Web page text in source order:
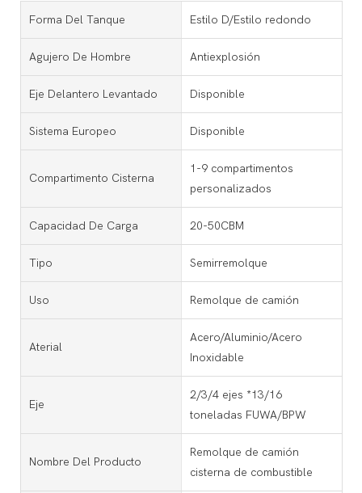
Forma Del Tanque Estilo D/Estilo redondo
Agujero De Hombre Antiexplosión
Eje Delantero Levantado Disponible
Sistema Europeo Disponible
Compartimento Cisterna
1-9 compartimentos
personalizados
Capacidad De Carga 20-50CBM
Tipo Semirremolque
Uso Remolque de camión
Aterial
Acero/Aluminio/Acero
Inoxidable
Eje
2/3/4 ejes *13/16
toneladas FUWA/BPW
Nombre Del Producto
Remolque de camión
cisterna de combustible